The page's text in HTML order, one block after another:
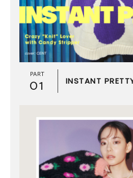
PART
01 INSTANT